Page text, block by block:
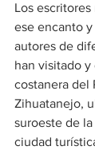
Los
ese encanto
autores de
han visitado
costanera del
Zihuatanejo,
suroeste de
ciudad